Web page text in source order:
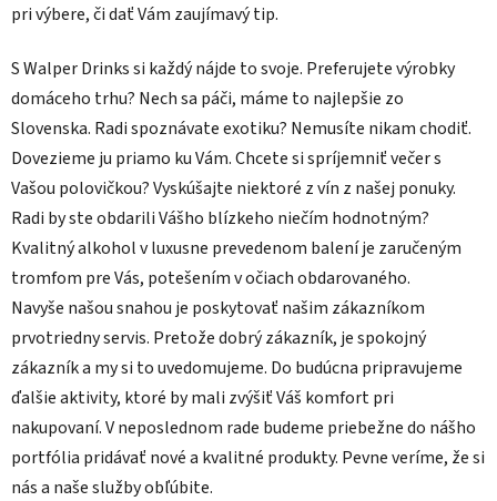
pri výbere, či dať Vám zaujímavý tip.
S Walper Drinks si každý nájde to svoje. Preferujete výrobky
domáceho trhu? Nech sa páči, máme to najlepšie zo
Slovenska. Radi spoznávate exotiku? Nemusíte nikam chodiť.
Dovezieme ju priamo ku Vám. Chcete si spríjemniť večer s
Vašou polovičkou? Vyskúšajte niektoré z vín z našej ponuky.
Radi by ste obdarili Vášho blízkeho niečím hodnotným?
Kvalitný alkohol v luxusne prevedenom balení je zaručeným
tromfom pre Vás, potešením v očiach obdarovaného.
Navyše našou snahou je poskytovať našim zákazníkom
prvotriedny servis. Pretože dobrý zákazník, je spokojný
zákazník a my si to uvedomujeme. Do budúcna pripravujeme
ďalšie aktivity, ktoré by mali zvýšiť Váš komfort pri
nakupovaní. V neposlednom rade budeme priebežne do nášho
portfólia pridávať nové a kvalitné produkty. Pevne veríme, že si
nás a naše služby obľúbite.